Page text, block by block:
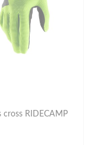
cross RIDECAMP